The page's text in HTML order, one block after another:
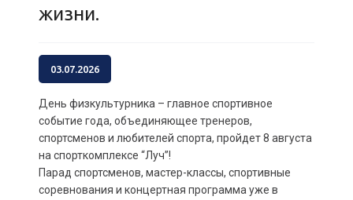
жизни.
03.07.2026
День физкультурника – главное спортивное
событие года, объединяющее тренеров,
спортсменов и любителей спорта, пройдет 8 августа
на спорткомплексе “Луч”!
Парад спортсменов, мастер-классы, спортивные
соревнования и концертная программа уже в